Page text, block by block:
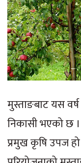
मुस्ताङबाट यस
निकासी भएको छ
प्रमुख कृषि उपज